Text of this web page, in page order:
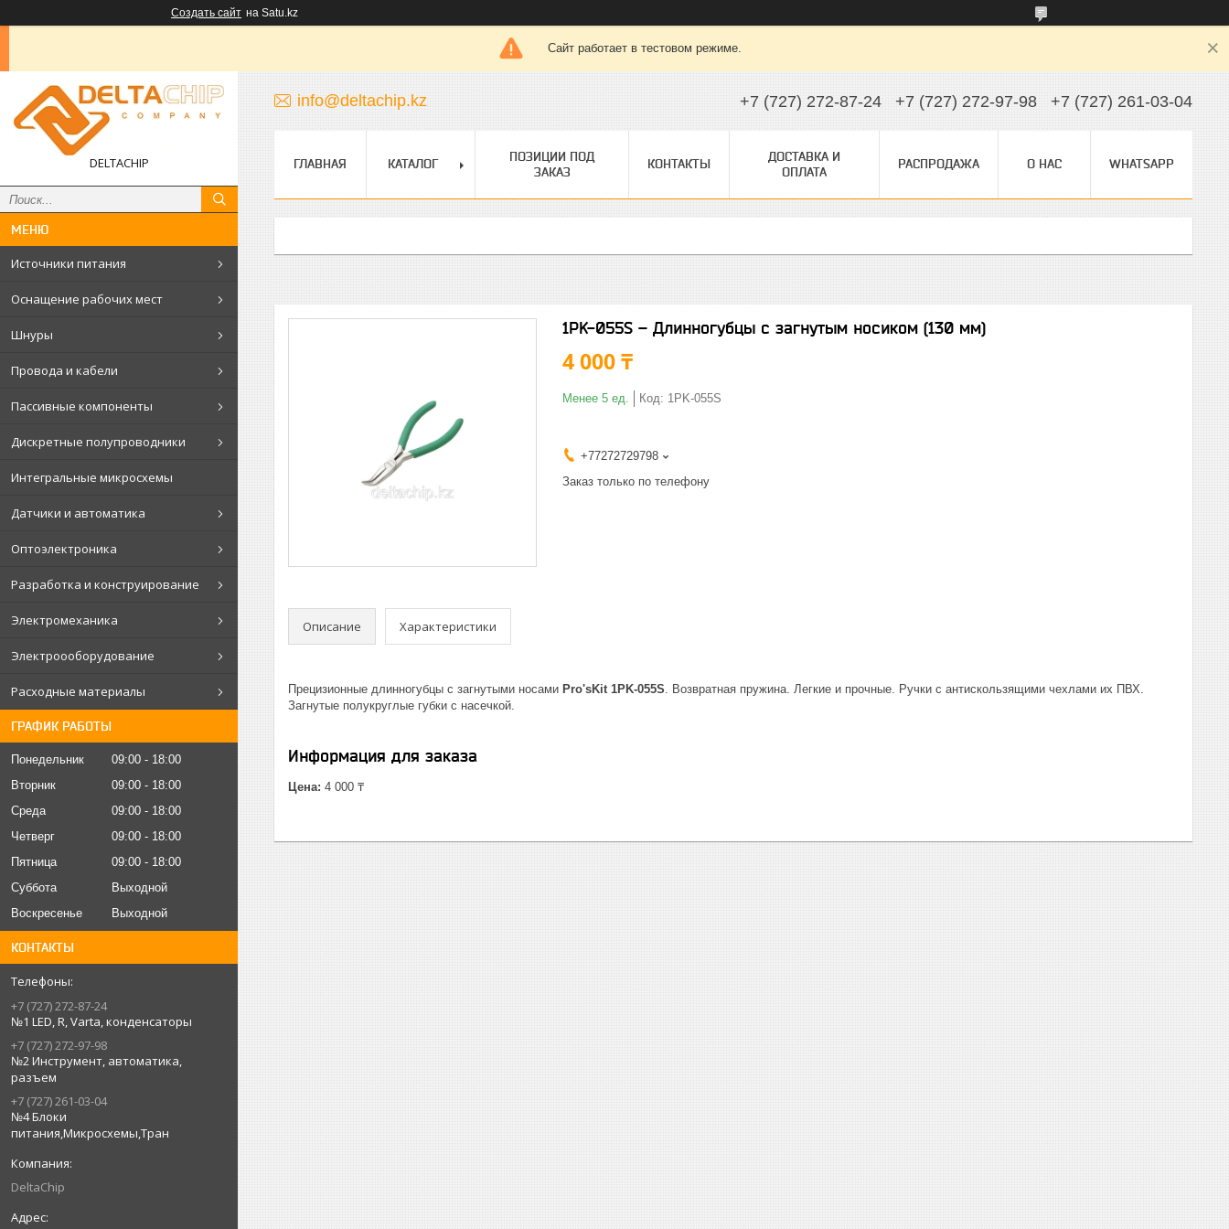
Создать сайт на Satu.kz
Сайт работает в тестовом режиме.
DELTACHIP
Источники питания
Оснащение рабочих мест
Шнуры
Провода и кабели
Пассивные компоненты
Дискретные полупроводники
Интегральные микросхемы
Датчики и автоматика
Оптоэлектроника
Разработка и конструирование
Электромеханика
Электроооборудование
Расходные материалы
ГРАФИК РАБОТЫ
Понедельник 09:00
18:00
Вторник
09:00
18:00
Среда
09:00
18:00
Четверг
09:00
18:00
Пятница
09:00
18:00
Суббота
Выходной
Воскресенье
Выходной
КОНТАКТЫ
+7 (727) 272-87-24
№1 LED, R, Varta, конденсаторы
+7 (727) 272-97-98
№2 Инструмент, автоматика,
разъем
+7 (727) 261-03-04
№4 Блоки
питания,Микросхемы,Тран
DeltaChip
info@deltachip.kz +7 (727) 272-87-24 +7 (727) 272-97-98 +7 (727) 261-03-04
ГЛАВНАЯ КАТАЛОГ
ПОЗИЦИИ ПОД
ЗАКАЗ
КОНТАКТЫ
ДОСТАВКА И
ОПЛАТА
РАСПРОДАЖА О НАС WHATSAPP
1PK-055S – Длинногубцы с загнутым носиком (130 мм)
4 000 ₸
Менее 5 ед. Код: 1PK-055S
+77272729798
Заказ только по телефону
Описание Характеристики
Прецизионные длинногубцы с загнутыми носами Pro'sKit 1PK-055S. Возвратная пружина. Легкие и прочные. Ручки с антискользящими чехлами их ПВХ.
Загнутые полукруглые губки с насечкой.
Информация для заказа
Цена: 4 000 ₸